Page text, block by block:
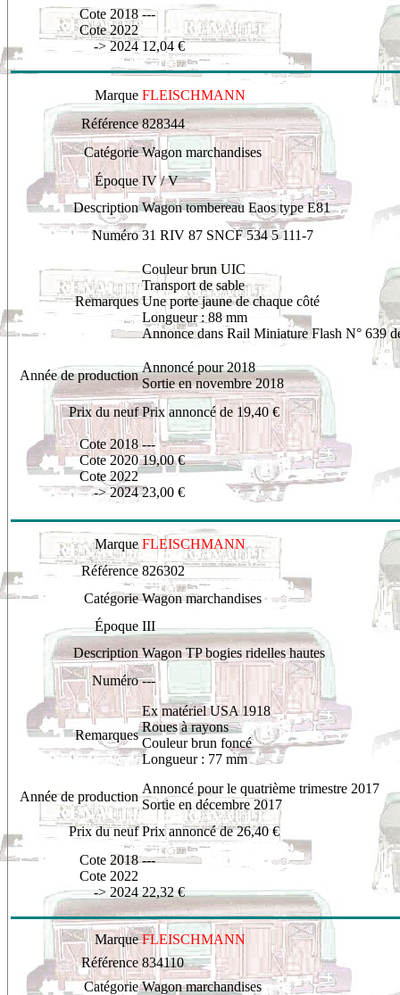
Cote 2018
Cote 2022
-> 2024
---
12,04 €
Marque FLEISCHMANN
Référence 828344
Catégorie Wagon marchandises
Époque IV / V
Description Wagon tombereau Eaos type E81
Numéro 31 RIV 87 SNCF 534 5 111-7
Remarques
Couleur brun UIC
Transport de sable
Une porte jaune de chaque côté
Longueur : 88 mm
Annonce dans Rail Miniature Flash N° 639
Année de production
Annoncé pour 2018
Sortie en novembre 2018
Prix du neuf Prix annoncé de 19,40 €
Cote 2018
Cote 2020
Cote 2022
-> 2024
---
19,00 €
23,00 €
Marque FLEISCHMANN
Référence 826302
Catégorie Wagon marchandises
Époque III
Description Wagon TP bogies ridelles hautes
Numéro ---
Remarques
Ex matériel USA 1918
Roues à rayons
Couleur brun foncé
Longueur : 77 mm
Année de production
Annoncé pour le quatrième trimestre 2017
Sortie en décembre 2017
Prix du neuf Prix annoncé de 26,40 €
Cote 2018
Cote 2022
-> 2024
---
22,32 €
Marque FLEISCHMANN
Référence 834110
Catégorie Wagon marchandises